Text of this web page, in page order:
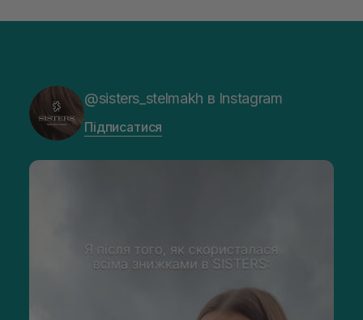
@sisters_stelmakh в Instagram
Підписатися